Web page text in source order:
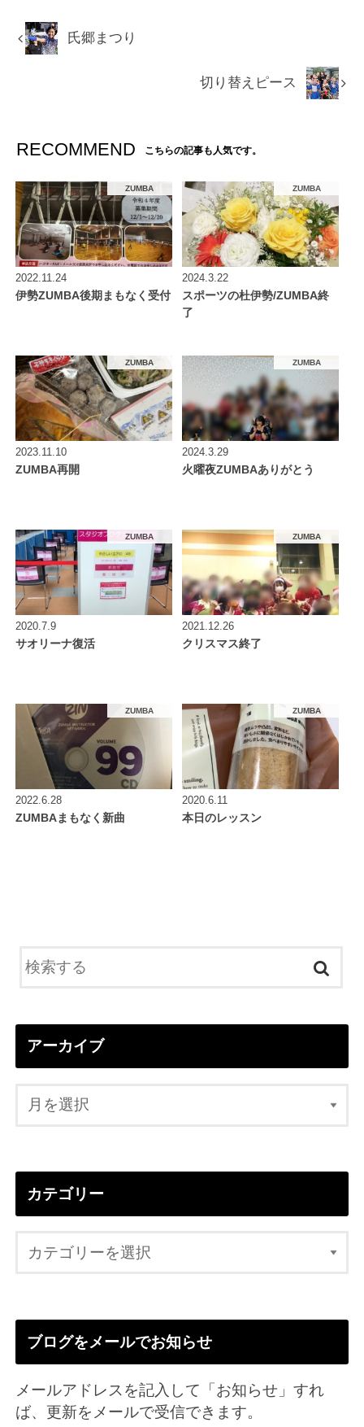
氏郷まつり
切り替えピース
RECOMMEND こちらの記事も人気です。
ZUMBA
2022.11.24
伊勢ZUMBA後期まもなく受付
ZUMBA
2024.3.22
スポーツの杜伊勢/ZUMBA終
了
ZUMBA
2023.11.10
ZUMBA再開
ZUMBA
2024.3.29
火曜夜ZUMBAありがとう
ZUMBA
2020.7.9
サオリーナ復活
ZUMBA
2021.12.26
クリスマス終了
ZUMBA
2022.6.28
ZUMBAまもなく新曲
ZUMBA
2020.6.11
本日のレッスン
アーカイブ
カテゴリー
ブログをメールでお知らせ
メールアドレスを記入して「お知らせ」すれ
ば、更新をメールで受信できます。